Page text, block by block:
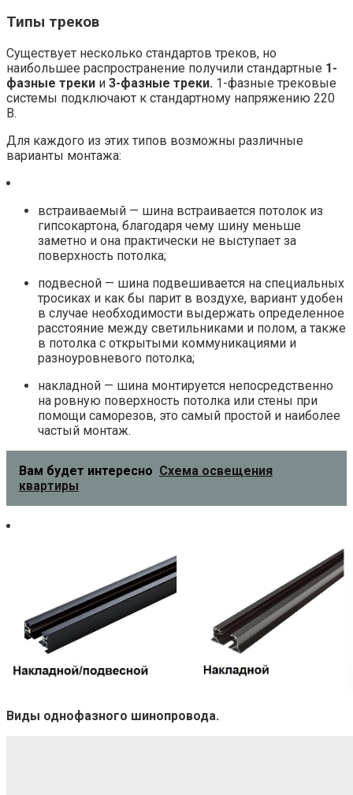
Типы треков
Существует несколько стандартов треков, но
наибольшее распространение получили стандартные 1-
фазные треки и 3-фазные треки. 1-фазные трековые
системы подключают к стандартному напряжению 220
В.
Для каждого из этих типов возможны различные
варианты монтажа:
встраиваемый — шина встраивается потолок из
гипсокартона, благодаря чему шину меньше
заметно и она практически не выступает за
поверхность потолка;
подвесной — шина подвешивается на специальных
тросиках и как бы парит в воздухе, вариант удобен
в случае необходимости выдержать определенное
расстояние между светильниками и полом, а также
в потолка с открытыми коммуникациями и
разноуровневого потолка;
накладной — шина монтируется непосредственно
на ровную поверхность потолка или стены при
помощи саморезов, это самый простой и наиболее
частый монтаж.
Вам будет интересно Схема освещения
квартиры
Виды однофазного шинопровода.